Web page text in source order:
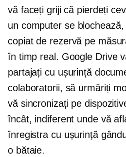
vă faceți griji că pierdeți
un computer se
copiat de rezervă pe
în timp real. Google Drive
partajați cu ușurință
colaboratorii, să urmăriți
vă sincronizați pe
încât, indiferent unde vă
înregistra cu ușurință
o bătaie.